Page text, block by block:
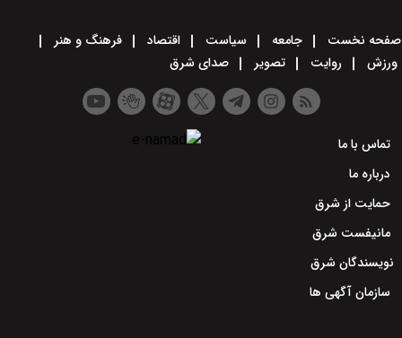
صفحه نخست جامعه سیاست اقتصاد
فرهنگ و هنر
ورزش
روایت تصویر صدای شرق
تماس با ما
درباره ما
حمایت از شرق
مانیفست شرق
نویسندگان شرق
سازمان آگهی ها